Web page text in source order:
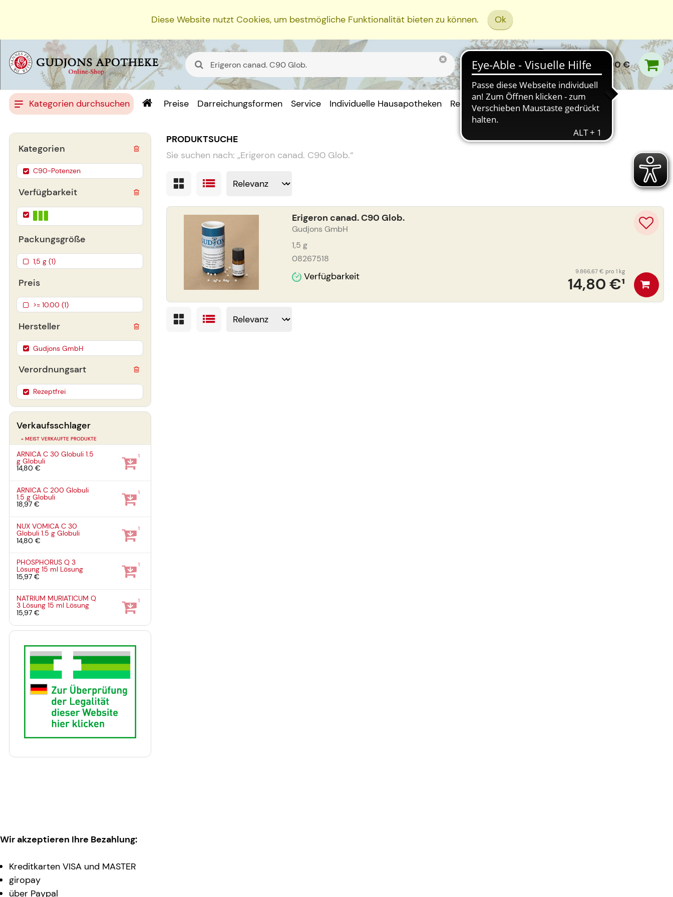
Diese Website nutzt Cookies, um bestmögliche Funktionalität bieten zu können. Ok
0,00 €
Kategorien durchsuchen Preise Darreichungsformen Service Individuelle Hausapotheken Rezept Einreichen
PRODUKTSUCHE
Sie suchen nach: „Erigeron canad. C90 Glob.“
Erigeron canad. C90 Glob.
Gudjons GmbH
1,5 g
08267518
Verfügbarkeit 14,80 €¹
9.866,67 € pro 1 kg
Verfügbarkeit
Packungsgröße
1,5 g (1)
Preis
>= 10.00 (1)
Hersteller
Gudjons GmbH
Kategorien
C90-Potenzen
Verordnungsart
Rezeptfrei
Verkaufsschlager
» MEIST VERKAUFTE PRODUKTE
ARNICA C 30 Globuli1.5
gGlobuli
14,80 €
1
ARNICA C 200 Globuli
1.5 gGlobuli
18,97 €
1
NUX VOMICA C 30
Globuli1.5 gGlobuli
14,80 €
1
PHOSPHORUS Q 3
Lösung15 ml Lösung
15,97 €
1
NATRIUM MURIATICUM Q
3 Lösung15 ml Lösung
15,97 €
1
Wir akzeptieren Ihre Bezahlung:
Kreditkarten VISA und MASTER
giropay
über Paypal